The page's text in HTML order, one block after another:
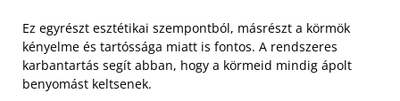
Ez egyrészt esztétikai szempontból, másrészt a körmök
kényelme és tartóssága miatt is fontos. A rendszeres
karbantartás segít abban, hogy a körmeid mindig ápolt
benyomást keltsenek.